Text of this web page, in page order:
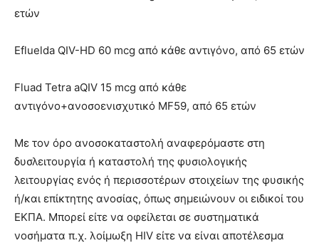
ετών
Efluelda QIV-HD 60 mcg από κάθε αντιγόνο, από 65 ετών
Fluad Tetra aQIV 15 mcg από κάθε
αντιγόνο+ανοσοενισχυτικό MF59, από 65 ετών
Με τον όρο ανοσοκαταστολή αναφερόμαστε στη
δυσλειτουργία ή καταστολή της φυσιολογικής
λειτουργίας ενός ή περισσοτέρων στοιχείων της φυσικής
ή/και επίκτητης ανοσίας, όπως σημειώνουν οι ειδικοί του
ΕΚΠΑ. Μπορεί είτε να οφείλεται σε συστηματικά
νοσήματα π.χ. λοίμωξη HIV είτε να είναι αποτέλεσμα